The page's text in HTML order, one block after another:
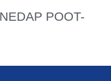
POOT-